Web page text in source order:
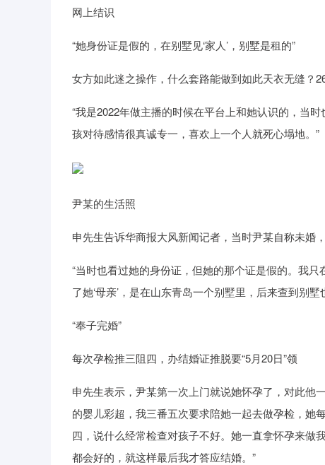
网上结识
“她身份证是假的，在别墅见‘家人’，别墅是租的”
女方如此迷之操作，什么套路能做到如此天衣无缝？
“我是2022年做主播的时候在平台上和她认识的，当
孩对待感情很真诚专一，喜欢上一个人就死心塌地。”
尹某的生活照
申先生告诉华商报大风新闻记者，当时尹某自称未婚
“当时也看过她的身份证，但她的那个证是假的。我只
了她‘母亲’，是在山东青岛一个别墅里，后来查到别墅
“奉子完婚”
每次孕检推三阻四，办结婚证推脱要“5月20日”领
申先生表示，尹某第一次上门就说她怀孕了，对此他
的婴儿彩超，我三番五次要求陪她一起去做孕检，她
四，说什么经常检查对孩子不好。她一直拿怀孕来做
都会好的，就这样最后我才答应结婚。”